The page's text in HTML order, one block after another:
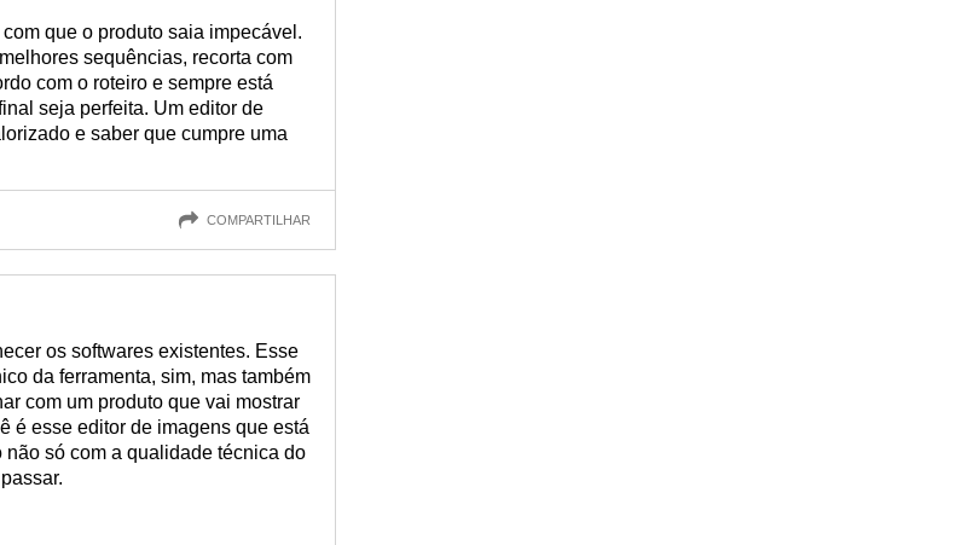
que o produto saia impecável.
sequências, recorta com
com o roteiro e sempre está
seja perfeita. Um editor de
e saber que cumpre uma
COMPARTILHAR
os softwares existentes. Esse
da ferramenta, sim, mas também
com um produto que vai mostrar
é esse editor de imagens que está
só com a qualidade técnica do